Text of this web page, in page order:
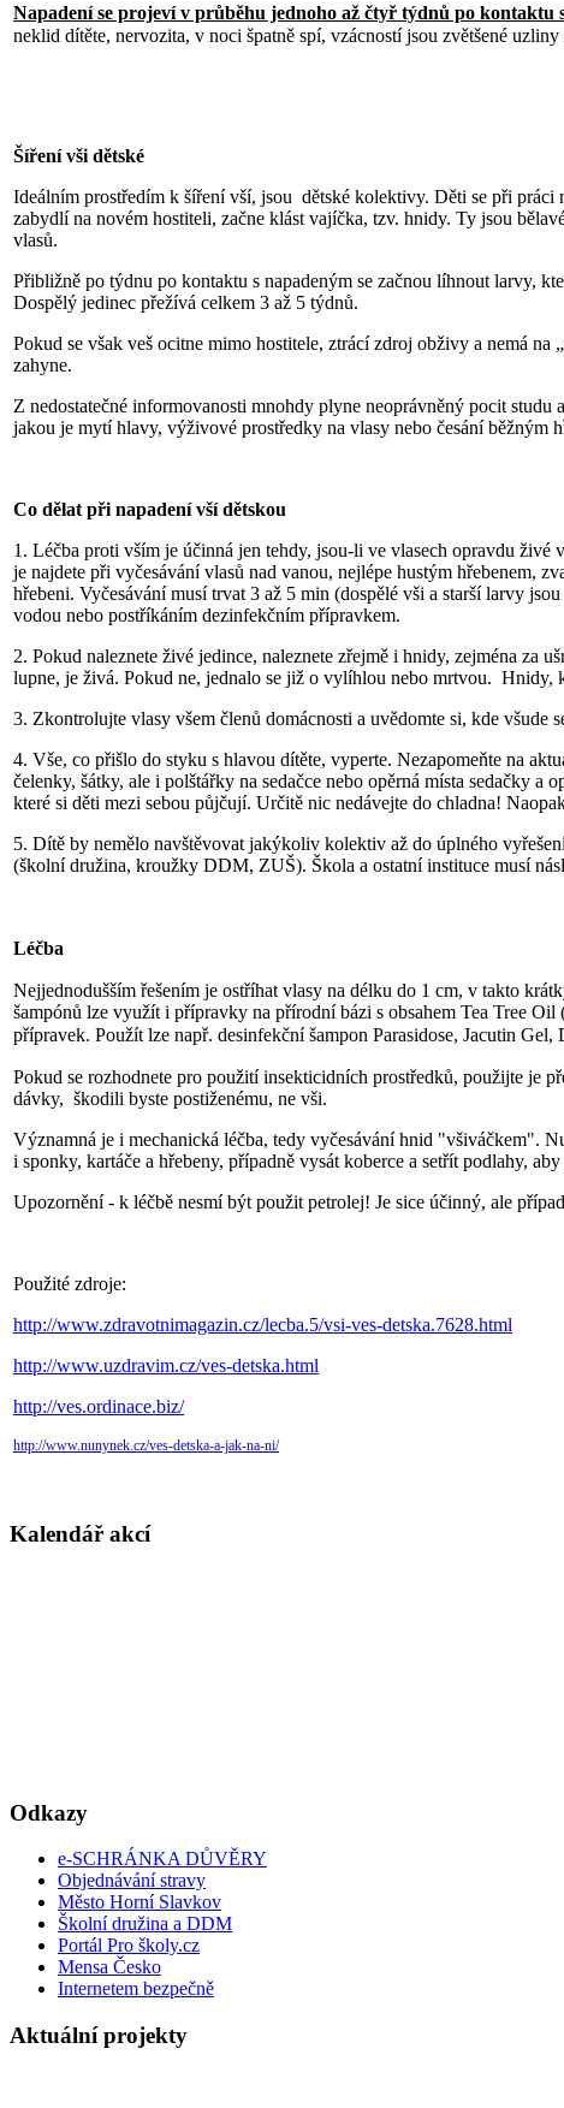
Napadení se projeví v průběhu jednoho až čtyř týdnů po kontaktu
neklid dítěte, nervozita, v noci špatně spí, vzácností jsou zvětšené uzliny
Šíření vši dětské
Ideálním prostředím k šíření vší, jsou dětské kolektivy. Děti se při práci
zabydlí na novém hostiteli, začne klást vajíčka, tzv. hnidy. Ty jsou
vlasů.
Přibližně po týdnu po kontaktu s napadeným se začnou líhnout larvy,
Dospělý jedinec přežívá celkem 3 až 5 týdnů.
Pokud se však veš ocitne mimo hostitele, ztrácí zdroj obživy a nemá
zahyne.
Z nedostatečné informovanosti mnohdy plyne neoprávněný pocit
jakou je mytí hlavy, výživové prostředky na vlasy nebo česání běžným
Co dělat při napadení vší dětskou
1. Léčba proti vším je účinná jen tehdy, jsou-li ve vlasech opravdu
je najdete při vyčesávání vlasů nad vanou, nejlépe hustým hřebenem,
hřebeni. Vyčesávání musí trvat 3 až 5 min (dospělé vši a starší larvy
vodou nebo postříkáním dezinfekčním přípravkem.
2. Pokud naleznete živé jedince, naleznete zřejmě i hnidy, zejména za
lupne, je živá. Pokud ne, jednalo se již o vylíhlou nebo mrtvou. Hnidy,
3. Zkontrolujte vlasy všem členů domácnosti a uvědomte si, kde všude
4. Vše, co přišlo do styku s hlavou dítěte, vyperte. Nezapomeňte na
čelenky, šátky, ale i polštářky na sedačce nebo opěrná místa sedačky
které si děti mezi sebou půjčují. Určitě nic nedávejte do chladna!
5. Dítě by nemělo navštěvovat jakýkoliv kolektiv až do úplného
(školní družina, kroužky DDM, ZUŠ). Škola a ostatní instituce musí
Léčba
Nejjednodušším řešením je ostříhat vlasy na délku do 1 cm, v takto
šampónů lze využít i přípravky na přírodní bázi s obsahem Tea Tree
přípravek. Použít lze např. desinfekční šampon Parasidose, Jacutin
Pokud se rozhodnete pro použití insekticidních prostředků, použijte je
dávky, škodili byste postiženému, ne vši.
Významná je i mechanická léčba, tedy vyčesávání hnid "všiváčkem".
i sponky, kartáče a hřebeny, případně vysát koberce a setřít podlahy,
Upozornění - k léčbě nesmí být použit petrolej! Je sice účinný, ale
Použité zdroje:
http://www.zdravotnimagazin.cz/lecba.5/vsi-ves-detska.7628.html
http://www.uzdravim.cz/ves-detska.html
http://ves.ordinace.biz/
http://www.nunynek.cz/ves-detska-a-jak-na-ni/
Kalendář akcí
Odkazy
e-SCHRÁNKA DŮVĚRY
Objednávání stravy
Město Horní Slavkov
Školní družina a DDM
Portál Pro školy.cz
Mensa Česko
Internetem bezpečně
Aktuální projekty